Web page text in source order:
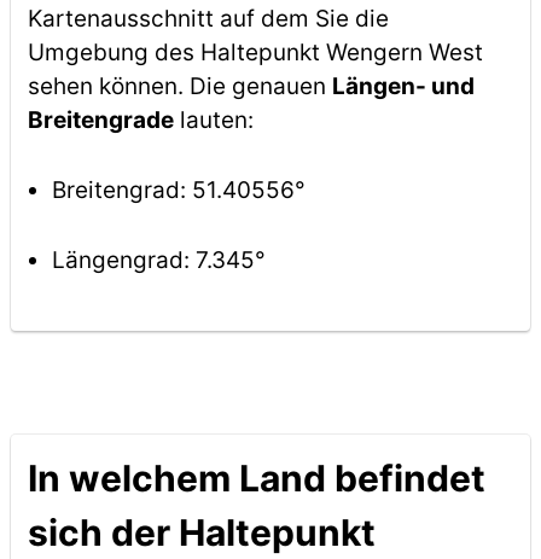
Kartenausschnitt auf dem Sie die
Umgebung des Haltepunkt Wengern West
sehen können. Die genauen Längen- und
Breitengradelauten:
Breitengrad: 51.40556°
Längengrad: 7.345°
In welchem Land befindet
sich der Haltepunkt